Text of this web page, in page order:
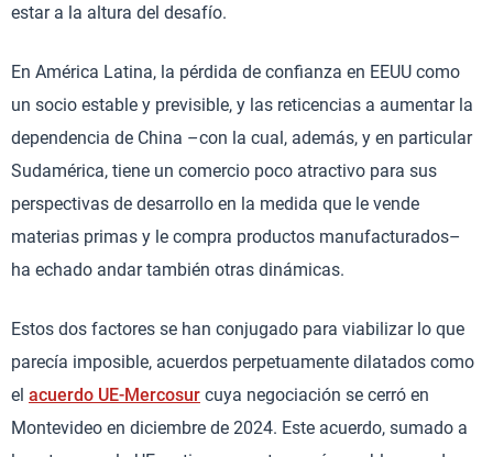
estar a la altura del desafío.
En América Latina, la pérdida de confianza en EEUU como
un socio estable y previsible, y las reticencias a aumentar la
dependencia de China –con la cual, además, y en particular
Sudamérica, tiene un comercio poco atractivo para sus
perspectivas de desarrollo en la medida que le vende
materias primas y le compra productos manufacturados–
ha echado andar también otras dinámicas.
Estos dos factores se han conjugado para viabilizar lo que
parecía imposible, acuerdos perpetuamente dilatados como
el acuerdo UE-Mercosur cuya negociación se cerró en
Montevideo en diciembre de 2024. Este acuerdo, sumado a